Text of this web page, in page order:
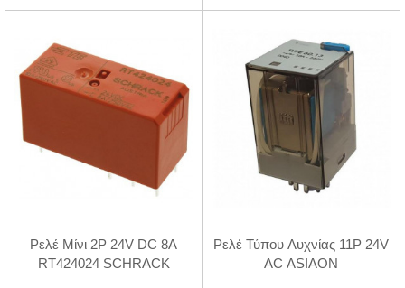
Ρελέ Μίνι 2P 24V DC 8A
RT424024 SCHRACK
Ρελέ Τύπου Λυχνίας 11P 24V
AC ASIAON